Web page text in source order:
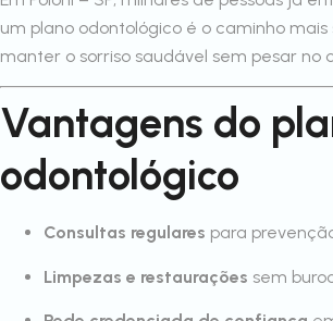
um plano odontológico é o caminho mais
manter o sorriso saudável sem pesar no
Vantagens do
odontológico
Consultas regulares para
Limpezas e restaurações sem